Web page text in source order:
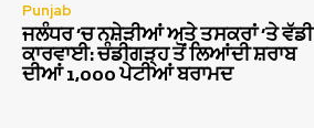
Punjab
ਜਲੰਧਰ ‘ਚ ਨਸ਼ੇੜੀਆਂ ਅਤੇ ਤਸਕਰਾਂ ‘ਤੇ ਵੱਡੀ
ਕਾਰਵਾਈ: ਚੰਡੀਗੜ੍ਹ ਤੋਂ ਲਿਆਂਦੀ ਸ਼ਰਾਬ
ਦੀਆਂ 1,000 ਪੇਟੀਆਂ ਬਰਾਮਦ